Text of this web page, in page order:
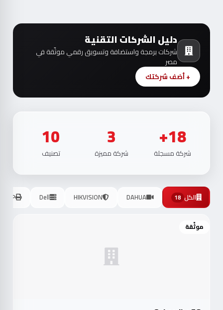
دليل الشركات التقنية
شركات برمجة واستضافة وتسويق رقمي موثّقة في
مصر
+ أضف شركتك
18+
شركة مسجلة
3
شركة مميزة
10
تصنيف
الكل 18
DAHUA
HIKVISION
Dell
HP
موثّقة